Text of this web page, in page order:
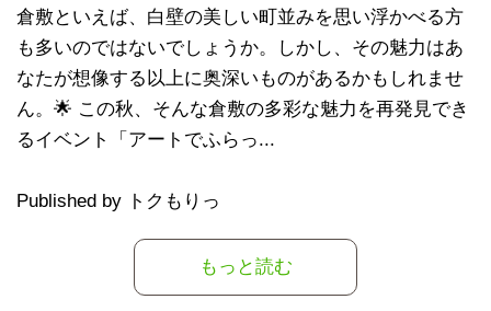
倉敷といえば、白壁の美しい町並みを思い浮かべる方
も多いのではないでしょうか。しかし、その魅力はあ
なたが想像する以上に奥深いものがあるかもしれませ
ん。🌟 この秋、そんな倉敷の多彩な魅力を再発見でき
るイベント「アートでふらっ...
Published by トクもりっ
もっと読む